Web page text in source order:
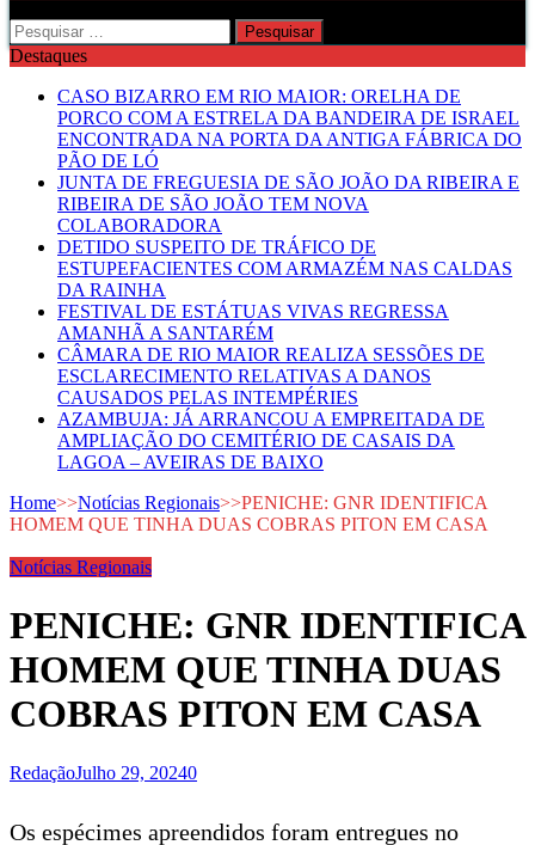
Pesquisar
por:
Destaques
CASO BIZARRO EM RIO MAIOR: ORELHA DE
PORCO COM A ESTRELA DA BANDEIRA DE ISRAEL
ENCONTRADA NA PORTA DA ANTIGA FÁBRICA DO
PÃO DE LÓ
JUNTA DE FREGUESIA DE SÃO JOÃO DA RIBEIRA E
RIBEIRA DE SÃO JOÃO TEM NOVA
COLABORADORA
DETIDO SUSPEITO DE TRÁFICO DE
ESTUPEFACIENTES COM ARMAZÉM NAS CALDAS
DA RAINHA
FESTIVAL DE ESTÁTUAS VIVAS REGRESSA
AMANHÃ A SANTARÉM
CÂMARA DE RIO MAIOR REALIZA SESSÕES DE
ESCLARECIMENTO RELATIVAS A DANOS
CAUSADOS PELAS INTEMPÉRIES
AZAMBUJA: JÁ ARRANCOU A EMPREITADA DE
AMPLIAÇÃO DO CEMITÉRIO DE CASAIS DA
LAGOA – AVEIRAS DE BAIXO
Home>>Notícias Regionais>>PENICHE: GNR IDENTIFICA
HOMEM QUE TINHA DUAS COBRAS PITON EM CASA
Notícias Regionais
PENICHE: GNR IDENTIFICA
HOMEM QUE TINHA DUAS
COBRAS PITON EM CASA
RedaçãoJulho 29, 20240
Os espécimes apreendidos foram entregues no